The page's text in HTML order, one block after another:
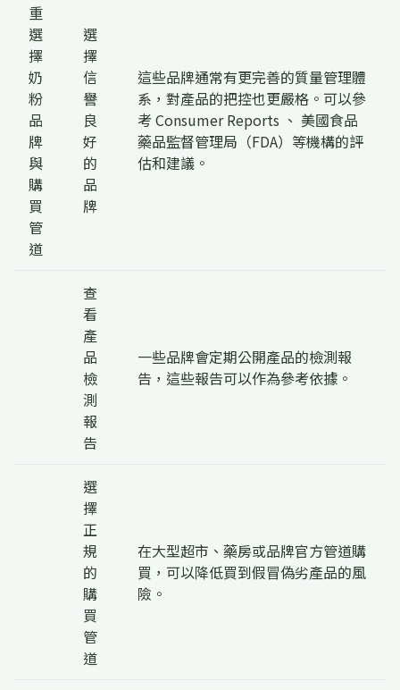
重
選
擇
奶
粉
品
牌
與
購
買
管
道
選
擇
信
譽
良
好
的
品
牌
這些品牌通常有更完善的質量管理體
系，對產品的把控也更嚴格。可以參
考 Consumer Reports 、 美國食品
藥品監督管理局（FDA）等機構的評
估和建議。
查
看
產
品
檢
測
報
告
一些品牌會定期公開產品的檢測報
告，這些報告可以作為參考依據。
選
擇
正
規
的
購
買
管
道
在大型超市、藥房或品牌官方管道購
買，可以降低買到假冒偽劣產品的風
險。